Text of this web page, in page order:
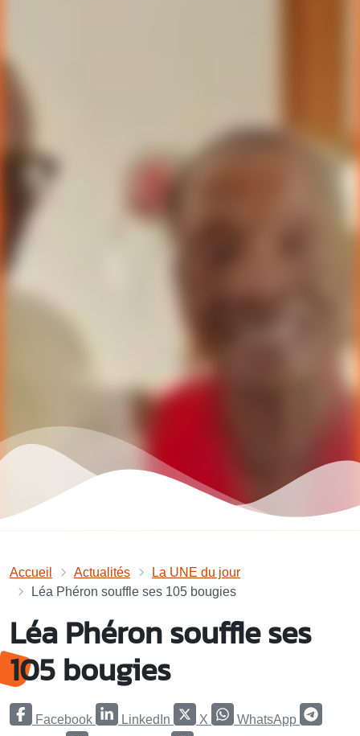
Accueil Actualités
La UNE du jour
Léa Phéron souffle ses 105 bougies
Léa Phéron souffle ses
105 bougies
Facebook LinkedIn X WhatsApp